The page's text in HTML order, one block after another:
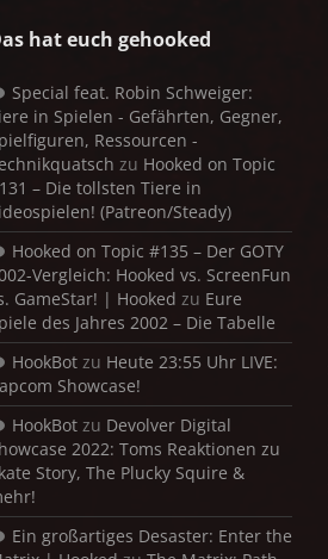
hat euch gehooked
Special feat. Robin Schweiger:
in Spielen - Gefährten, Gegner,
Ressourcen -
zu Hooked on Topic
– Die tollsten Tiere in
(Patreon/Steady)
Hooked on Topic #135 – Der GOTY
Vergleich: Hooked vs. ScreenFun
GameStar! | Hooked zu Eure
des Jahres 2002 – Die Tabelle
HookBot zu Heute 23:55 Uhr LIVE:
Showcase!
HookBot zu Devolver Digital
2022: Toms Reaktionen zu
Story, The Plucky Squire &
Ein großartiges Desaster: Enter the